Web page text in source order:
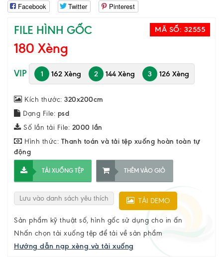
Facebook Twitter Pinterest
FILE HÌNH GỐC MÃ SỐ: 32555
180 Xèng
VIP 1 162 Xèng 2 144 Xèng 3 126 Xèng
Kích thước: 320x200cm
Dạng File: psd
Số lần tải File: 2000 lần
Hình thức: Thanh toán và tải tệp xuống hoàn toàn tự
động
TẢI XUỐNG TỆP THÊM VÀO GIỎ
Lưu vào danh sách yêu thích TẢI DEMO
Sản phẩm kỹ thuật số, hình gốc sử dụng cho in ấn
Nhấn chọn tải xuống tệp để tải về sản phẩm
Hướng dẫn nạp xèng và tải xuống